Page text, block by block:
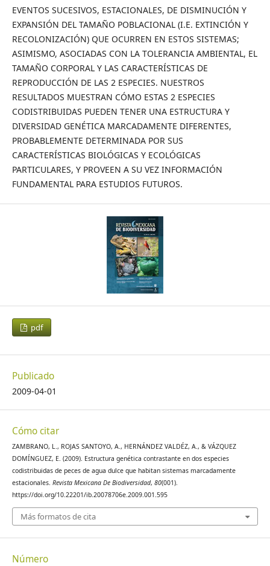
EVENTOS SUCESIVOS, ESTACIONALES, DE DISMINUCIÓN Y
EXPANSIÓN DEL TAMAÑO POBLACIONAL (I.E. EXTINCIÓN Y
RECOLONIZACIÓN) QUE OCURREN EN ESTOS SISTEMAS;
ASIMISMO, ASOCIADAS CON LA TOLERANCIA AMBIENTAL, EL
TAMAÑO CORPORAL Y LAS CARACTERÍSTICAS DE
REPRODUCCIÓN DE LAS 2 ESPECIES. NUESTROS
RESULTADOS MUESTRAN CÓMO ESTAS 2 ESPECIES
CODISTRIBUIDAS PUEDEN TENER UNA ESTRUCTURA Y
DIVERSIDAD GENÉTICA MARCADAMENTE DIFERENTES,
PROBABLEMENTE DETERMINADA POR SUS
CARACTERÍSTICAS BIOLÓGICAS Y ECOLÓGICAS
PARTICULARES, Y PROVEEN A SU VEZ INFORMACIÓN
FUNDAMENTAL PARA ESTUDIOS FUTUROS.
pdf
Publicado
2009-04-01
Cómo citar
ZAMBRANO, L., ROJAS SANTOYO, A., HERNÁNDEZ VALDÉZ, A., & VÁZQUEZ
DOMÍNGUEZ, E. (2009). Estructura genética contrastante en dos especies
codistribuidas de peces de agua dulce que habitan sistemas marcadamente
estacionales. Revista Mexicana De Biodiversidad, 80(001).
https://doi.org/10.22201/ib.20078706e.2009.001.595
Más formatos de cita
Número